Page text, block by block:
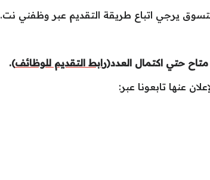
يرجي اتباع طريقة التقديم عبر وظفني نت.
متاح حتي اكتمال العدد(رابط التقديم للوظائف).
عنها تابعونا عبر: